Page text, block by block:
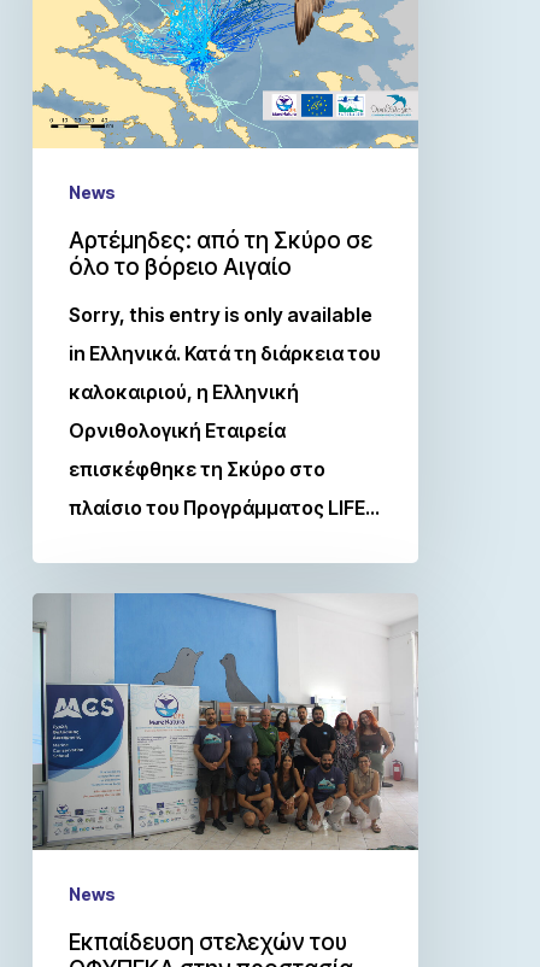
News
Αρτέμηδες: από τη Σκύρο σε
όλο το βόρειο Αιγαίο
Sorry, this entry is only available
in Ελληνικά. Κατά τη διάρκεια του
καλοκαιριού, η Ελληνική
Ορνιθολογική Εταιρεία
επισκέφθηκε τη Σκύρο στο
πλαίσιο του Προγράμματος LIFE…
News
Εκπαίδευση στελεχών του